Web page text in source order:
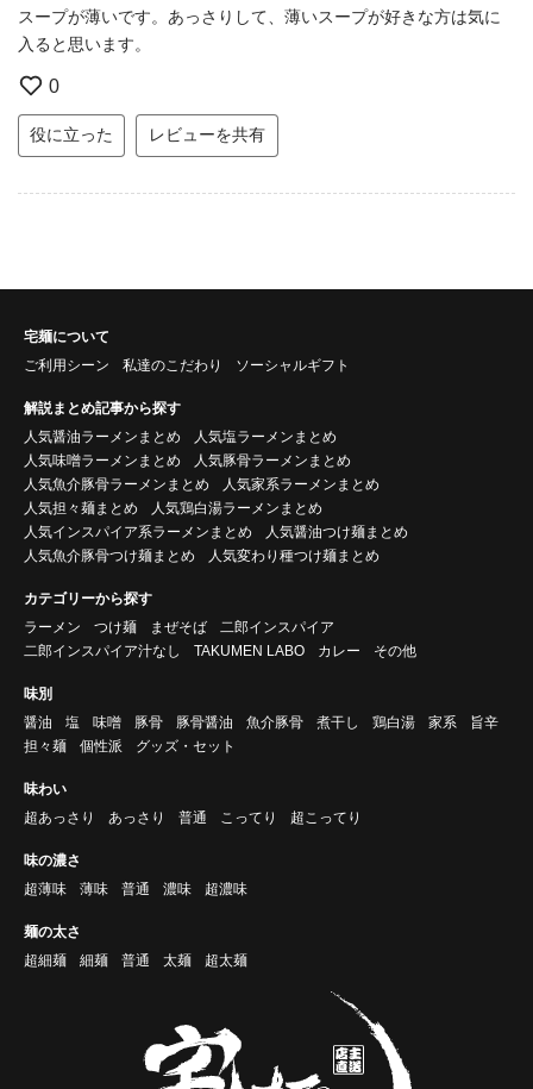
スープが薄いです。あっさりして、薄いスープが好きな方は気に
入ると思います。
0
役に立った レビューを共有
宅麺について
ご利用シーン
私達のこだわり ソーシャルギフト
解説まとめ記事から探す
人気醤油ラーメンまとめ
人気塩ラーメンまとめ
人気味噌ラーメンまとめ
人気豚骨ラーメンまとめ
人気魚介豚骨ラーメンまとめ
人気家系ラーメンまとめ
人気担々麺まとめ
人気鶏白湯ラーメンまとめ
人気インスパイア系ラーメンまとめ
人気醤油つけ麺まとめ
人気魚介豚骨つけ麺まとめ
人気変わり種つけ麺まとめ
カテゴリーから探す
ラーメン
つけ麺 まぜそば
二郎インスパイア
二郎インスパイア汁なし
TAKUMEN LABO カレー その他
味別
醤油
塩 味噌 豚骨 豚骨醤油 魚介豚骨 煮干し 鶏白湯 家系
旨辛
担々麺
個性派 グッズ・セット
味わい
超あっさり
あっさり 普通 こってり 超こってり
味の濃さ
超薄味
薄味 普通 濃味 超濃味
麺の太さ
超細麺
細麺 普通 太麺 超太麺